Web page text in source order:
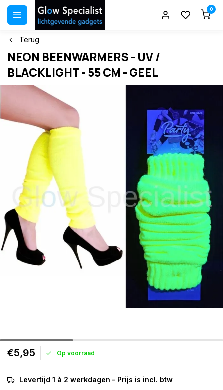
0
Terug
NEON BEENWARMERS - UV /
BLACKLIGHT - 55 CM - GEEL
€5,95 Op voorraad
Levertijd 1 à 2 werkdagen - Prijs is incl. btw